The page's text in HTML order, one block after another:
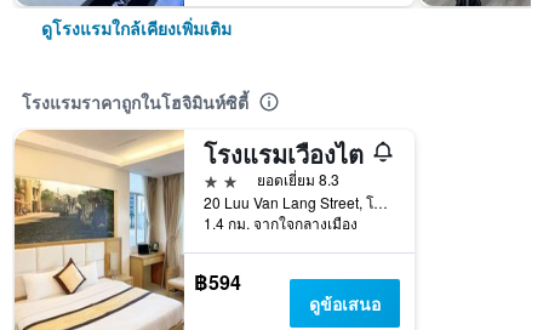
ดูโรงแรมใกล้เคียงเพิ่มเติม
โรงแรมราคาถูกในโฮจิมินห์ซิตี้
โรงแรมเวืองไต
2 ดาว
ยอดเยี่ยม 8.3
20 Luu Van Lang Street, โฮจิมินห์ซิตี้, เวียดนาม
1.4 กม. จากใจกลางเมือง
฿594
ดูข้อเสนอ